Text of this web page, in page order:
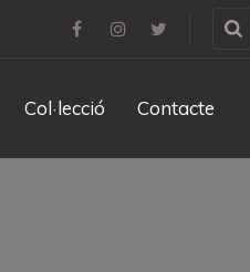
Col·lecció Contacte